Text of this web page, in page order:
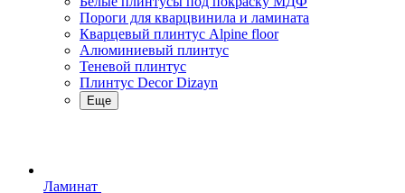
Пороги для кварцвинила и ламината
Кварцевый плинтус Alpine floor
Алюминиевый плинтус
Теневой плинтус
Плинтус Decor Dizayn
Еще
Ламинат